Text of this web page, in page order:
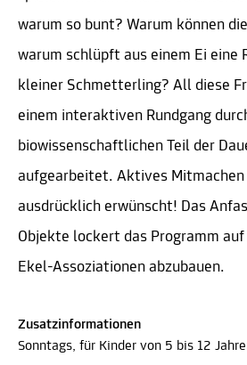
warum so bunt? Warum können
warum schlüpft aus einem Ei eine
kleiner Schmetterling? All diese
einem interaktiven Rundgang
biowissenschaftlichen Teil der
aufgearbeitet. Aktives Mitmachen
ausdrücklich erwünscht! Das
Objekte lockert das Programm
Ekel-Assoziationen abzubauen.
Zusatzinformationen
Sonntags, für Kinder von 5 bis 12